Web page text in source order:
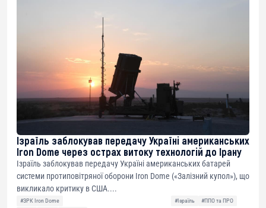
Ізраїль заблокував передачу Україні американських
Iron Dome через острах витоку технологій до Ірану
Ізраїль заблокував передачу Україні американських батарей
системи протиповітряної оборони Iron Dome («Залізний купол»), що
викликало критику в США....
#ЗРК Iron Dome #Ізраїль
#ППО та ПРО